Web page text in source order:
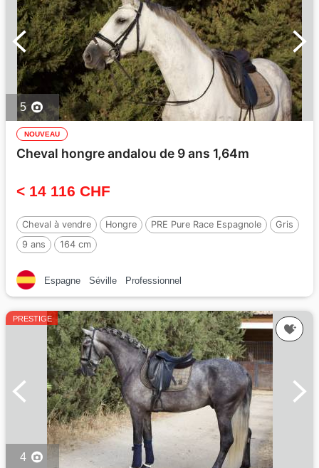
5
NOUVEAU
Cheval hongre andalou de 9 ans 1,64m
< 14 116 CHF
Cheval à vendre Hongre PRE Pure Race Espagnole
Gris
9 ans
164 cm
Espagne Séville Professionnel
PRESTIGE
4